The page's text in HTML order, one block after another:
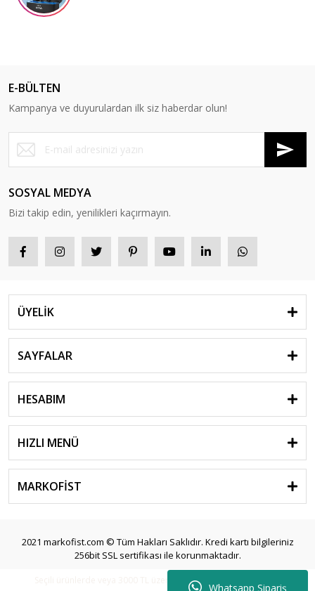
Whatsapp Sipariş
E-BÜLTEN
Kampanya ve duyurulardan ilk siz haberdar olun!
SOSYAL MEDYA
Bizi takip edin, yenilikleri kaçırmayın.
ÜYELİK
SAYFALAR
HESABIM
HIZLI MENÜ
MARKOFİST
2021 markofist.com © Tüm Hakları Saklıdır. Kredi kartı bilgileriniz
256bit SSL sertifikası ile korunmaktadır.
Seçili ürünlerde veya 3000 TL üzeri siparişlerde ücretsiz kargo.